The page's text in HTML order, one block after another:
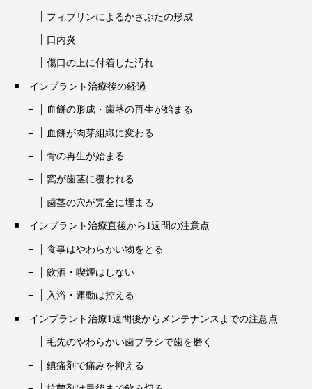
フィブリンによるかさぶたの形成
口内炎
傷口の上に付着した汚れ
インプラント治療後の経過
血餅の形成・歯茎の再生が始まる
血餅が肉芽組織に変わる
骨の再生が始まる
窩が歯茎に覆われる
歯茎の穴が完全に埋まる
インプラント治療直後から1週間の注意点
食事はやわらかい物をとる
飲酒・喫煙はしない
入浴・運動は控える
インプラント治療1週間後からメンテナンスまでの注意点
毛先のやわらかい歯ブラシで歯を磨く
鎮痛剤で痛みを抑える